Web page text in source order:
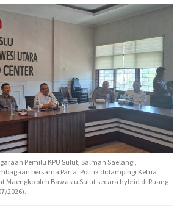
Pemilu KPU Sulut, Salman Saelangi,
bersama Partai Politik didampingi Ketua
Maengko oleh Bawaslu Sulut secara hybrid di Ruang
2026).